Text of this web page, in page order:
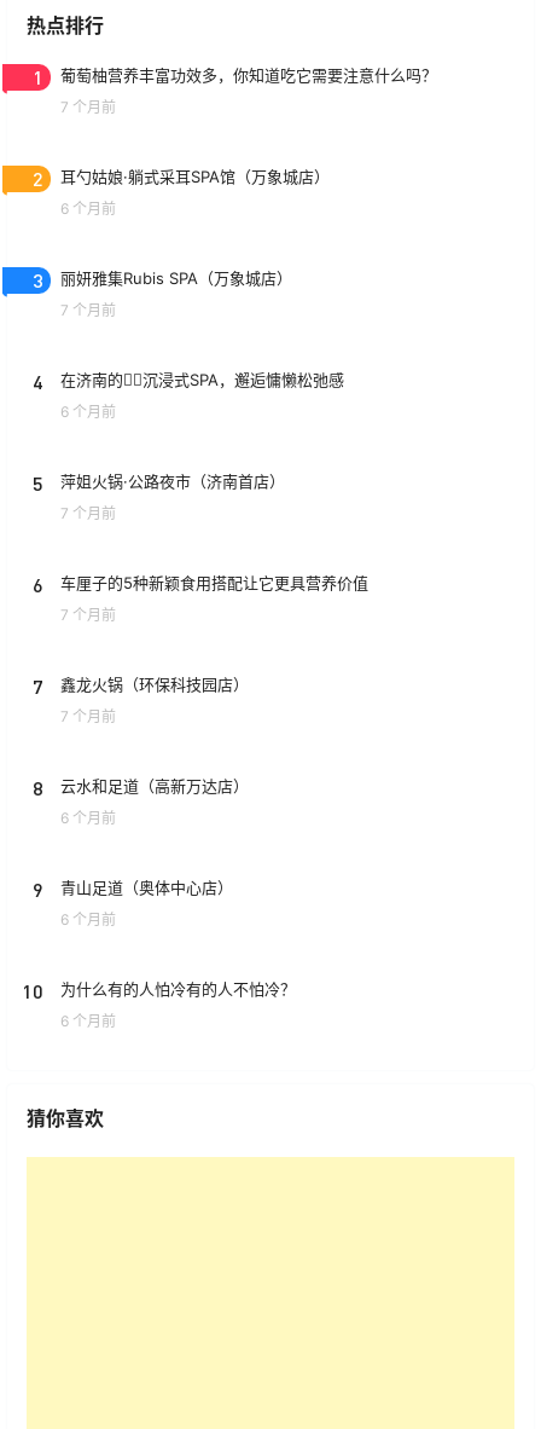
热点排行
1 葡萄柚营养丰富功效多，你知道吃它需要注意什么吗？
7 个月前
2 耳勺姑娘·躺式采耳SPA馆（万象城店）
6 个月前
3 丽妍雅集Rubis SPA（万象城店）
7 个月前
4 在济南的💆‍♀️沉浸式SPA，邂逅慵懒松弛感
6 个月前
5 萍姐火锅·公路夜市（济南首店）
7 个月前
6 车厘子的5种新颖食用搭配让它更具营养价值
7 个月前
7 鑫龙火锅（环保科技园店）
7 个月前
8 云水和足道（高新万达店）
6 个月前
9 青山足道（奥体中心店）
6 个月前
10 为什么有的人怕冷有的人不怕冷？
6 个月前
猜你喜欢